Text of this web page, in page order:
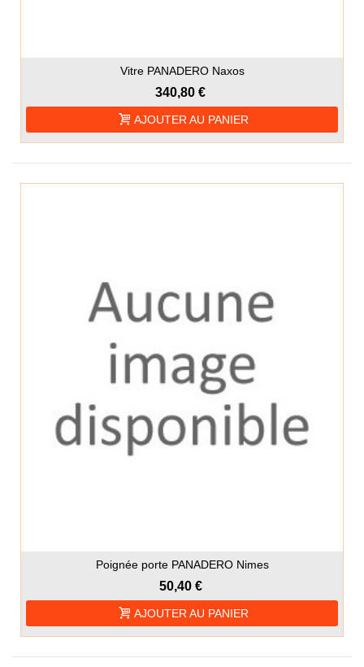
Vitre PANADERO Naxos
340,80 €
AJOUTER AU PANIER
Poignée porte PANADERO Nimes
50,40 €
AJOUTER AU PANIER